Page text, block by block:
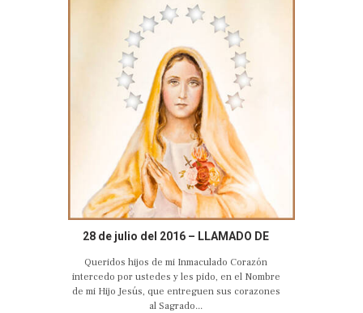
28 de julio del 2016 – LLAMADO DE
DOLOROSO E INMACULADO DE MARÍA
Queridos hijos de mi Inmaculado Corazón
intercedo por ustedes y les pido, en el Nombre
de mi Hijo Jesús, que entreguen sus corazones
al Sagrado...